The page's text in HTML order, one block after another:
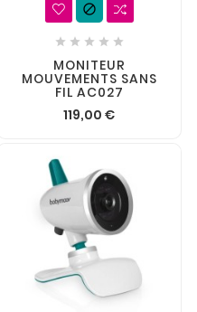

    
MONITEUR
MOUVEMENTS SANS
FIL AC027
119,00 €